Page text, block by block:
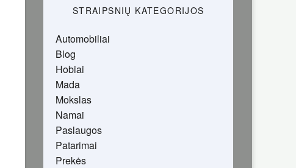
STRAIPSNIŲ KATEGORIJOS
Automobiliai
Blog
Hobiai
Mada
Mokslas
Namai
Paslaugos
Patarimai
Prekės